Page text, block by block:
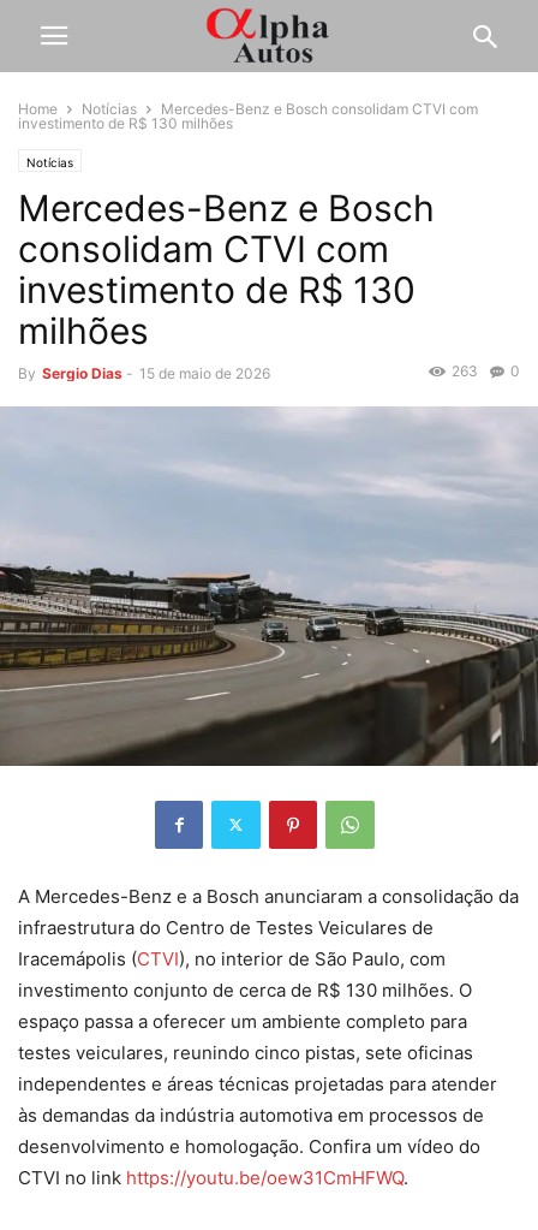
Home Notícias
Mercedes-Benz e Bosch consolidam CTVI com
investimento de R$ 130 milhões
Notícias
Mercedes-Benz e Bosch
consolidam CTVI com
investimento de R$ 130
milhões
By Sergio Dias - 15 de maio de 2026 0
263
A Mercedes-Benz e a Bosch anunciaram a consolidação da
infraestrutura do Centro de Testes Veiculares de
Iracemápolis (CTVI), no interior de São Paulo, com
investimento conjunto de cerca de R$ 130 milhões. O
espaço passa a oferecer um ambiente completo para
testes veiculares, reunindo cinco pistas, sete oficinas
independentes e áreas técnicas projetadas para atender
às demandas da indústria automotiva em processos de
desenvolvimento e homologação. Confira um vídeo do
CTVI no link https://youtu.be/oew31CmHFWQ.